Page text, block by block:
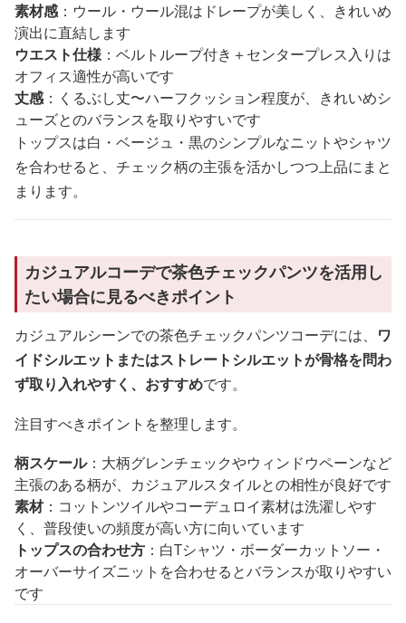
素材感：ウール・ウール混はドレープが美しく、きれいめ
演出に直結します
ウエスト仕様：ベルトループ付き＋センタープレス入りは
オフィス適性が高いです
丈感：くるぶし丈〜ハーフクッション程度が、きれいめシ
ューズとのバランスを取りやすいです
トップスは白・ベージュ・黒のシンプルなニットやシャツ
を合わせると、チェック柄の主張を活かしつつ上品にまと
まります。
カジュアルコーデで茶色チェックパンツを活用し
たい場合に見るべきポイント
カジュアルシーンでの茶色チェックパンツコーデには、 ワ
イドシルエットまたはストレートシルエットが骨格を問わ
ず取り入れやすく、おすすめです。
注目すべきポイントを整理します。
柄スケール：大柄グレンチェックやウィンドウペーンなど
主張のある柄が、カジュアルスタイルとの相性が良好です
素材：コットンツイルやコーデュロイ素材は洗濯しやす
く、普段使いの頻度が高い方に向いています
トップスの合わせ方 ：白Tシャツ・ボーダーカットソー・
オーバーサイズニットを合わせるとバランスが取りやすい
です